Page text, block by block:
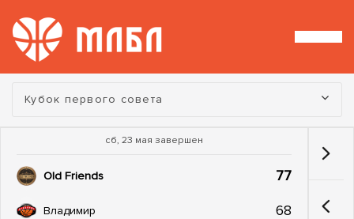
Турнир:
Кубок первого совета
сб, 23 мая завершен
Old Friends 77
Владимир 68